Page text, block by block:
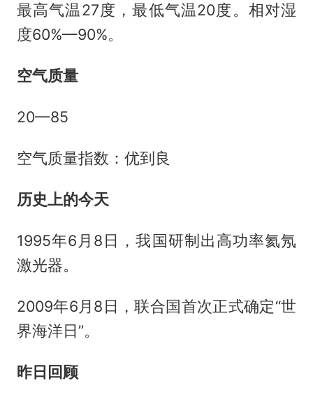
最高气温27度，最低气温20度。相对湿
度60%—90%。
空气质量
20—85
空气质量指数：优到良
历史上的今天
1995年6月8日，我国研制出高功率氦氖
激光器。
2009年6月8日，联合国首次正式确定“世
界海洋日”。
昨日回顾